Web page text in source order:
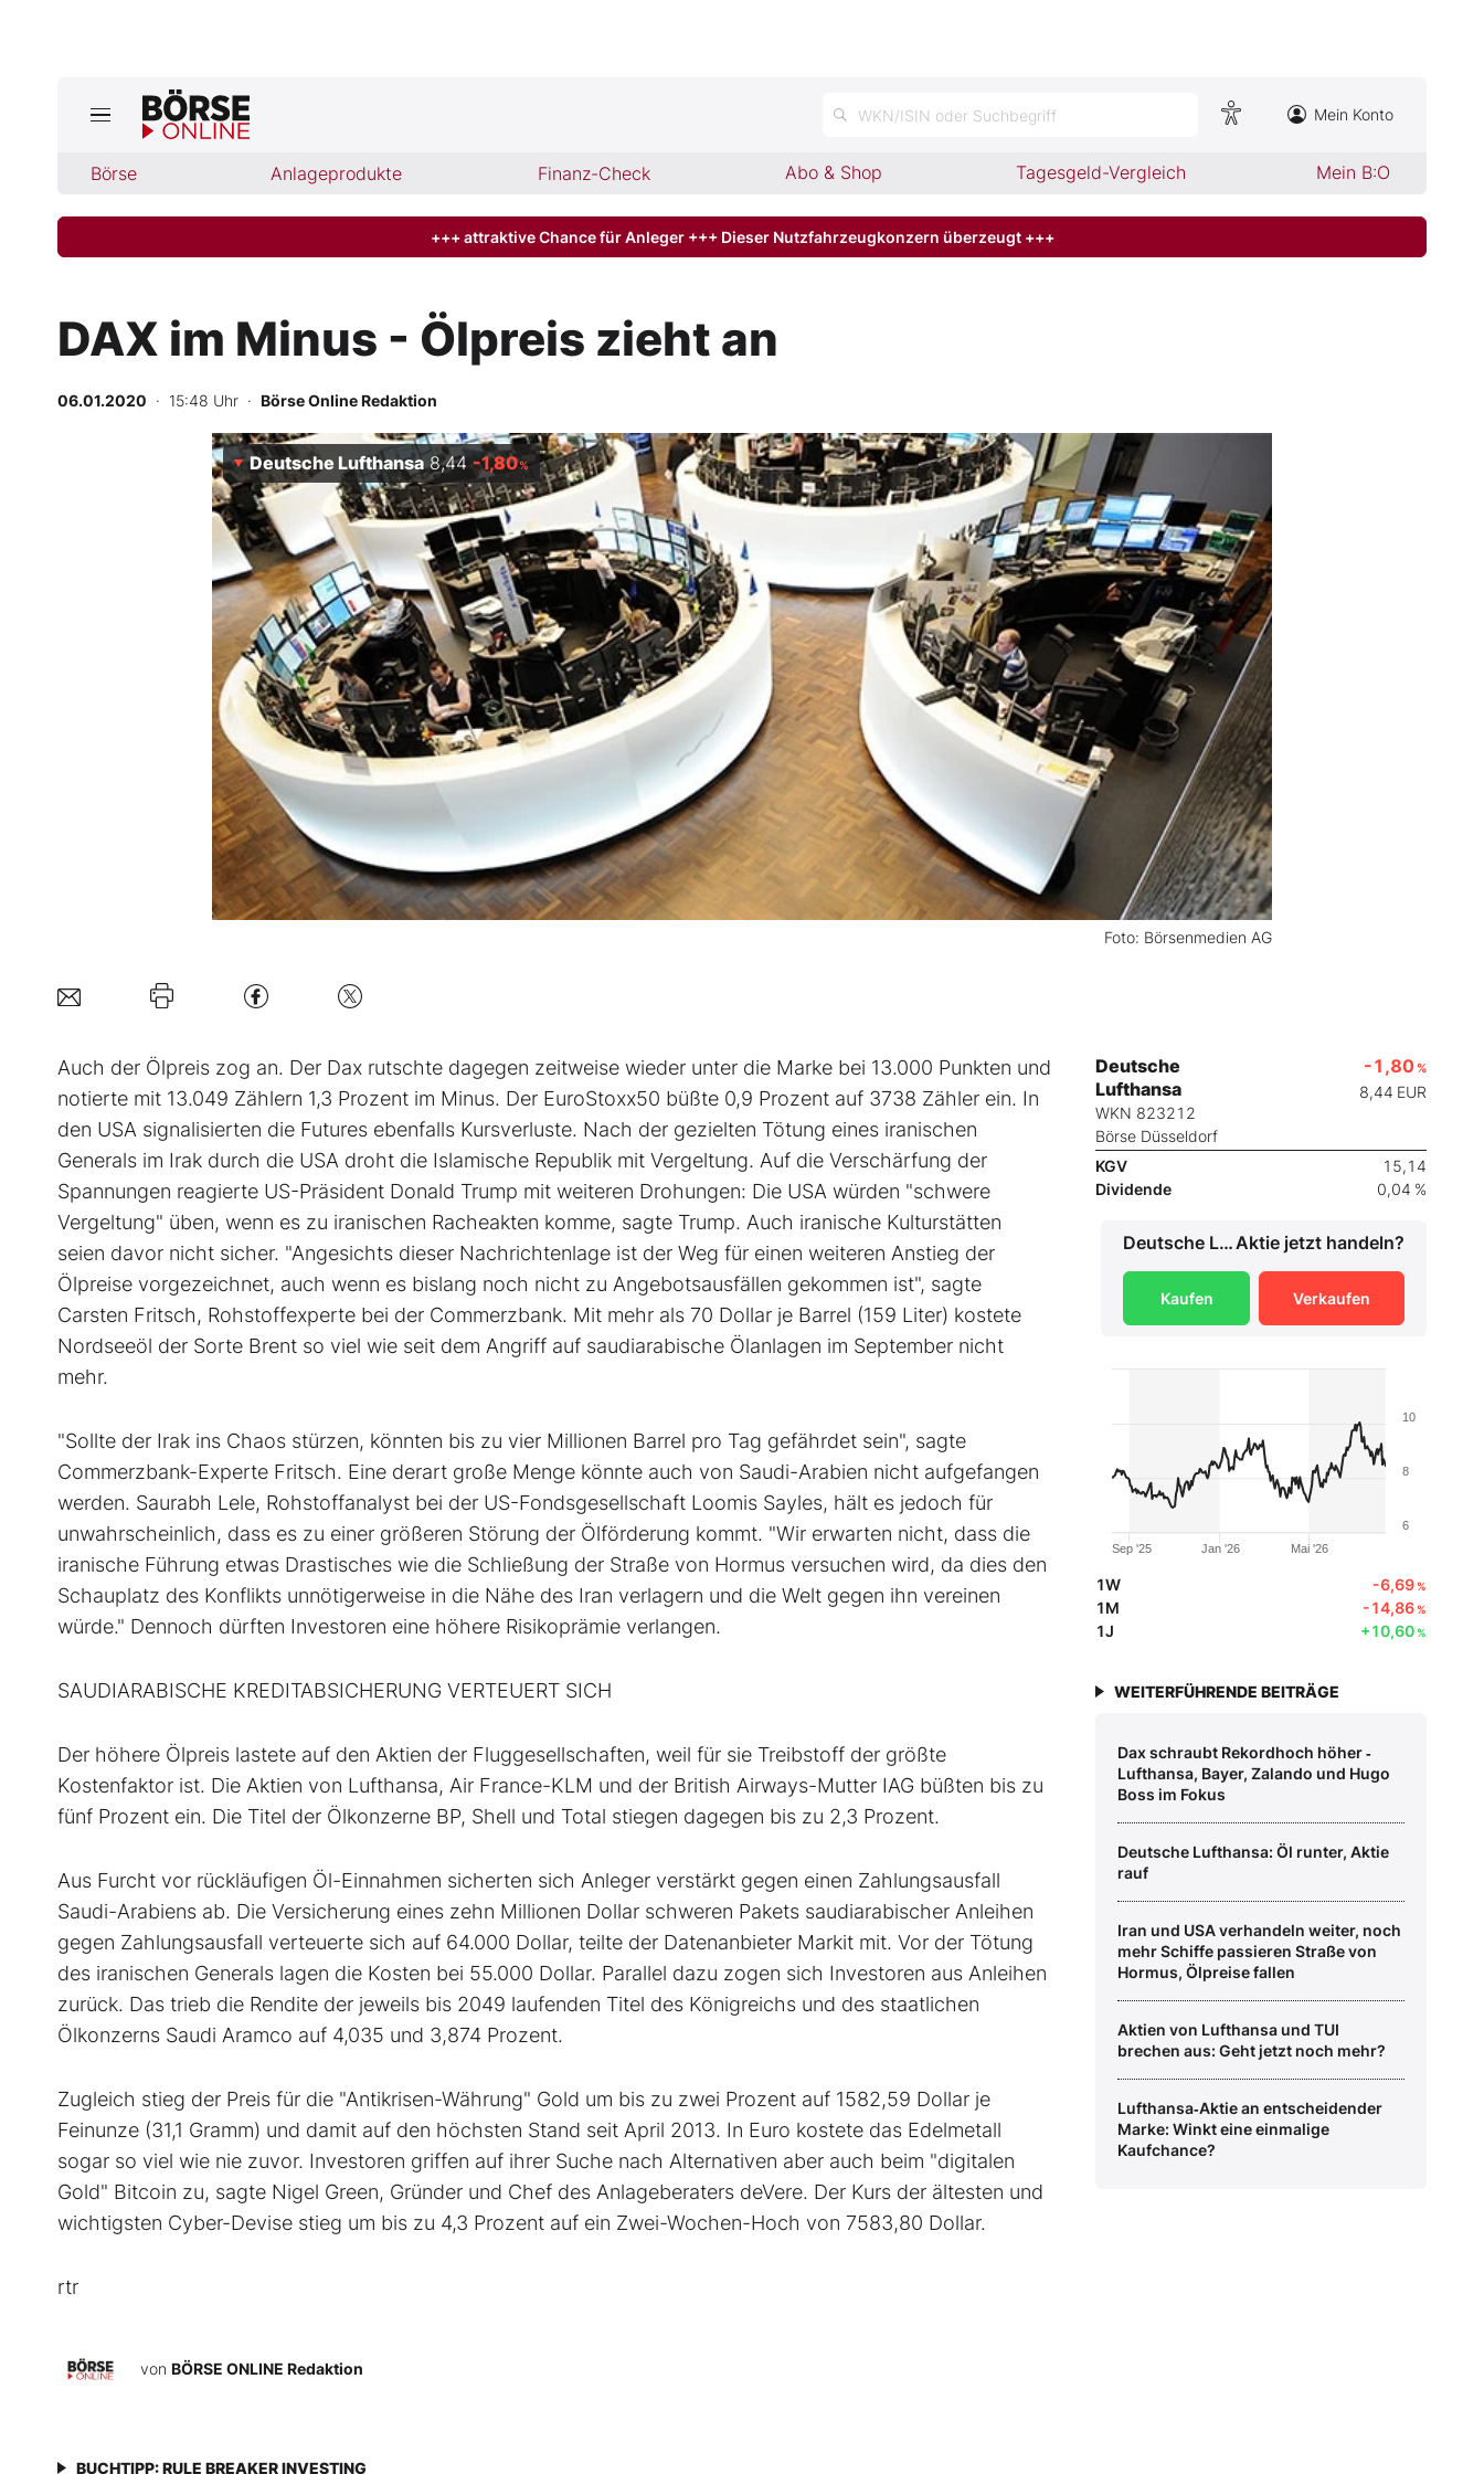
WKN/ISIN oder Suchbegriff Mein Konto
Börse Anlageprodukte Finanz-Check Abo & Shop Tagesgeld-Vergleich Mein B:O
Jetzt aktuelle Ausgabe BÖRSE ONLINE lesen
Finanz-Check
Abo & Shop
BO-Musterdepots
Experten
Mein B:O
Mein Konto
Folgen Sie uns
Kontakt
+++ attraktive Chance für Anleger +++ Dieser Nutzfahrzeugkonzern überzeugt +++
DAX im Minus - Ölpreis zieht an
06.01.2020 · 15:48 Uhr · Börse Online Redaktion
Foto: Börsenmedien AG
Deutsche Lufthansa 8,44 -1,80%
Auch der Ölpreis zog an. Der Dax rutschte dagegen zeitweise wieder unter die Marke bei 13.000 Punkten und
notierte mit 13.049 Zählern 1,3 Prozent im Minus. Der EuroStoxx50 büßte 0,9 Prozent auf 3738 Zähler ein. In
den USA signalisierten die Futures ebenfalls Kursverluste. Nach der gezielten Tötung eines iranischen
Generals im Irak durch die USA droht die Islamische Republik mit Vergeltung. Auf die Verschärfung der
Spannungen reagierte US-Präsident Donald Trump mit weiteren Drohungen: Die USA würden "schwere
Vergeltung" üben, wenn es zu iranischen Racheakten komme, sagte Trump. Auch iranische Kulturstätten
seien davor nicht sicher. "Angesichts dieser Nachrichtenlage ist der Weg für einen weiteren Anstieg der
Ölpreise vorgezeichnet, auch wenn es bislang noch nicht zu Angebotsausfällen gekommen ist", sagte
Carsten Fritsch, Rohstoffexperte bei der Commerzbank. Mit mehr als 70 Dollar je Barrel (159 Liter) kostete
Nordseeöl der Sorte Brent so viel wie seit dem Angriff auf saudiarabische Ölanlagen im September nicht
mehr.
"Sollte der Irak ins Chaos stürzen, könnten bis zu vier Millionen Barrel pro Tag gefährdet sein", sagte
Commerzbank-Experte Fritsch. Eine derart große Menge könnte auch von Saudi-Arabien nicht aufgefangen
werden. Saurabh Lele, Rohstoffanalyst bei der US-Fondsgesellschaft Loomis Sayles, hält es jedoch für
unwahrscheinlich, dass es zu einer größeren Störung der Ölförderung kommt. "Wir erwarten nicht, dass die
iranische Führung etwas Drastisches wie die Schließung der Straße von Hormus versuchen wird, da dies den
Schauplatz des Konflikts unnötigerweise in die Nähe des Iran verlagern und die Welt gegen ihn vereinen
würde." Dennoch dürften Investoren eine höhere Risikoprämie verlangen.
SAUDIARABISCHE KREDITABSICHERUNG VERTEUERT SICH
Der höhere Ölpreis lastete auf den Aktien der Fluggesellschaften, weil für sie Treibstoff der größte
Kostenfaktor ist. Die Aktien von Lufthansa, Air France-KLM und der British Airways-Mutter IAG büßten bis zu
fünf Prozent ein. Die Titel der Ölkonzerne BP, Shell und Total stiegen dagegen bis zu 2,3 Prozent.
Aus Furcht vor rückläufigen Öl-Einnahmen sicherten sich Anleger verstärkt gegen einen Zahlungsausfall
Saudi-Arabiens ab. Die Versicherung eines zehn Millionen Dollar schweren Pakets saudiarabischer Anleihen
gegen Zahlungsausfall verteuerte sich auf 64.000 Dollar, teilte der Datenanbieter Markit mit. Vor der Tötung
des iranischen Generals lagen die Kosten bei 55.000 Dollar. Parallel dazu zogen sich Investoren aus Anleihen
zurück. Das trieb die Rendite der jeweils bis 2049 laufenden Titel des Königreichs und des staatlichen
Ölkonzerns Saudi Aramco auf 4,035 und 3,874 Prozent.
Zugleich stieg der Preis für die "Antikrisen-Währung" Gold um bis zu zwei Prozent auf 1582,59 Dollar je
Feinunze (31,1 Gramm) und damit auf den höchsten Stand seit April 2013. In Euro kostete das Edelmetall
sogar so viel wie nie zuvor. Investoren griffen auf ihrer Suche nach Alternativen aber auch beim "digitalen
Gold" Bitcoin zu, sagte Nigel Green, Gründer und Chef des Anlageberaters deVere. Der Kurs der ältesten und
wichtigsten Cyber-Devise stieg um bis zu 4,3 Prozent auf ein Zwei-Wochen-Hoch von 7583,80 Dollar.
rtr
von BÖRSE ONLINE Redaktion
BUCHTIPP: RULE BREAKER INVESTING
Deutsche
Lufthansa
WKN 823212
Börse Düsseldorf
-1,80 %
8,44 EUR
KGV
15,14
Dividende
0,04 %
Deutsche LufthansaAktie jetzt handeln?
Kaufen Verkaufen
Jan '26
Sep '25 Mai '26
6
8
10
1W -6,69%
1M -14,86%
1J +10,60%
WEITERFÜHRENDE BEITRÄGE
Dax schraubt Rekordhoch höher ‑
Lufthansa, Bayer, Zalando und Hugo
Boss im Fokus
Deutsche Lufthansa: Öl runter, Aktie
rauf
Iran und USA verhandeln weiter, noch
mehr Schiffe passieren Straße von
Hormus, Ölpreise fallen
Aktien von Lufthansa und TUI
brechen aus: Geht jetzt noch mehr?
Lufthansa‑Aktie an entscheidender
Marke: Winkt eine einmalige
Kaufchance?